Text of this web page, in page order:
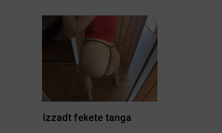
Izzadt fekete tanga